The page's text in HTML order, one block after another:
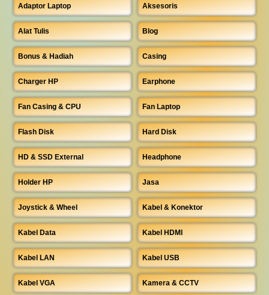
Adaptor Laptop Aksesoris
Alat Tulis Blog
Bonus & Hadiah Casing
Charger HP Earphone
Fan Casing & CPU Fan Laptop
Flash Disk Hard Disk
HD & SSD External Headphone
Holder HP Jasa
Joystick & Wheel Kabel & Konektor
Kabel Data Kabel HDMI
Kabel LAN Kabel USB
Kabel VGA Kamera & CCTV